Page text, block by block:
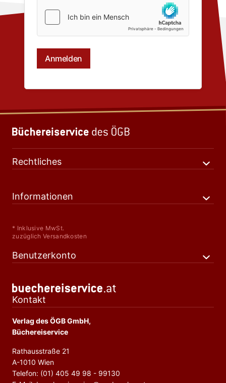
Rechtliches
Informationen
* Inklusive MwSt.
zuzüglich Versandkosten
Benutzerkonto
Kontakt
Verlag des ÖGB GmbH,
Büchereiservice
Rathausstraße 21
A-1010 Wien
Telefon: (01) 405 49 98 - 99130